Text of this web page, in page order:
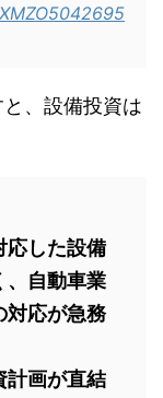
、設備投資は
応した設備
、自動車業
対応が急務
計画が直結